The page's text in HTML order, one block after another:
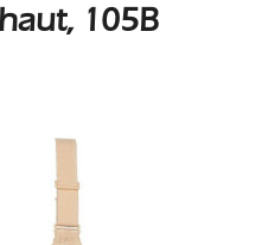
105B